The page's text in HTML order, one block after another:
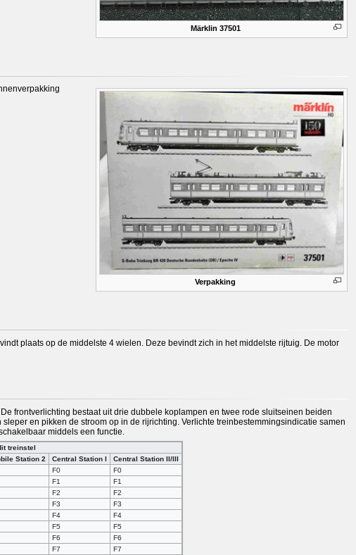
Märklin 37501
Verpakking
plaats op de middelste 4 wielen. Deze bevindt zich in het middelste rijtuig. De motor
frontverlichting bestaat uit drie dubbele koplampen en twee rode sluitseinen beiden
en pikken de stroom op in de rijrichting. Verlichte treinbestemmingsindicatie samen
middels een functie.
treinstel
Station 2 Central Station I
Central Station II/III
F0
F0
F1
F1
F2
F2
F3
F3
F4
F4
F5
F5
F6
F6
F7
F7